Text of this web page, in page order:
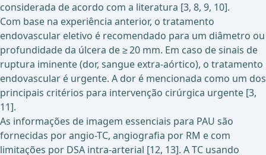
considerada de acordo com a literatura [3, 8, 9, 10].
Com base na experiência anterior, o tratamento
endovascular eletivo é recomendado para um diâmetro ou
profundidade da úlcera de ≥ 20 mm. Em caso de sinais de
ruptura iminente (dor, sangue extra-aórtico), o tratamento
endovascular é urgente. A dor é mencionada como um dos
principais critérios para intervenção cirúrgica urgente [3,
11].
As informações de imagem essenciais para PAU são
fornecidas por angio-TC, angiografia por RM e com
limitações por DSA intra-arterial [12, 13]. A TC usando